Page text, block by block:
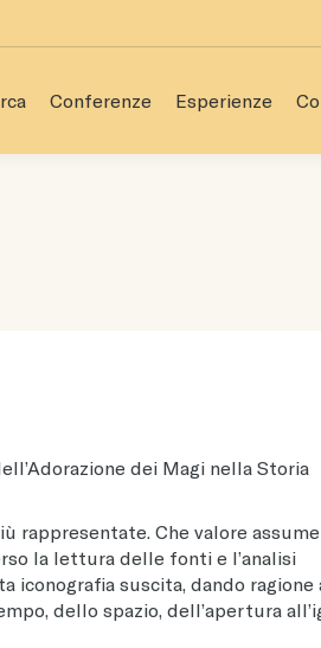
Conferenze Esperienze
dei Magi nella Storia
rappresentate. Che valore assume
la lettura delle fonti e l’analisi
iconografia suscita, dando ragione
dello spazio, dell’apertura